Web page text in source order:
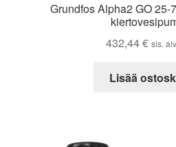
Grundfos Alpha2 GO 25-
432,44€ sis.
Lisää